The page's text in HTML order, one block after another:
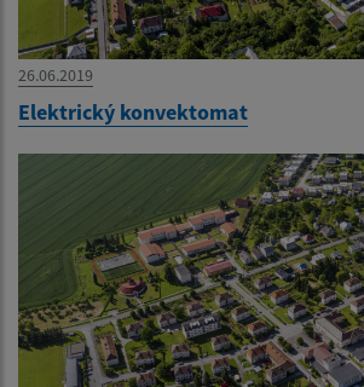
26.06.2019
Elektrický konvektomat